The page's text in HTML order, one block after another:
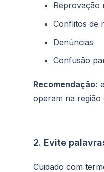
Reprovação
Conflitos de
Denúncias
Confusão
Recomendação:
operam na região
2. Evite
Cuidado com